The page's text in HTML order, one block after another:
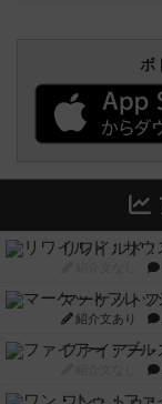
ボ
リワイルド
マーケットフ
紹介文あり
ファイアー